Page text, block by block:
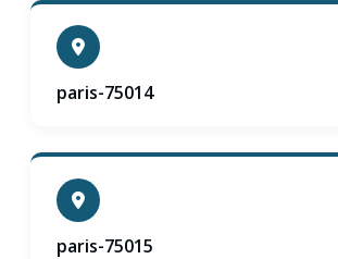
paris-75014
paris-75015